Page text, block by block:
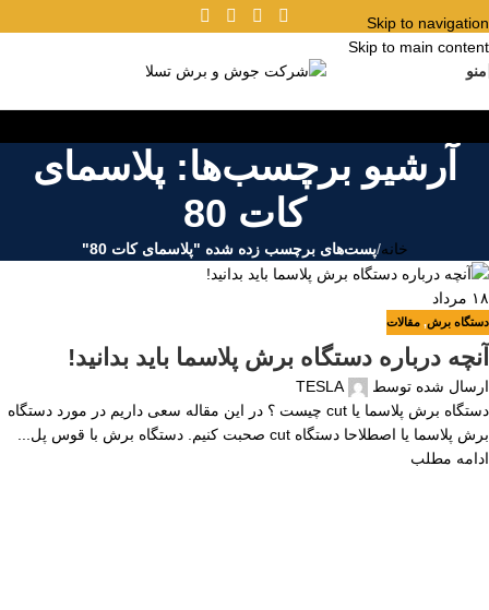
Skip to navigation
Skip to main content
منو
آرشیو برچسب‌ها: پلاسمای
کات 80
خانه/پست‌های برچسب زده شده "پلاسمای کات 80"
۱۸ مرداد
دستگاه برش, مقالات
آنچه درباره دستگاه برش پلاسما باید بدانید!
ارسال شده توسط
TESLA
دستگاه برش پلاسما یا cut چیست ؟ در این مقاله سعی داریم در مورد دستگاه
برش پلاسما یا اصطلاحا دستگاه cut صحبت کنیم. دستگاه برش با قوس پل...
ادامه مطلب